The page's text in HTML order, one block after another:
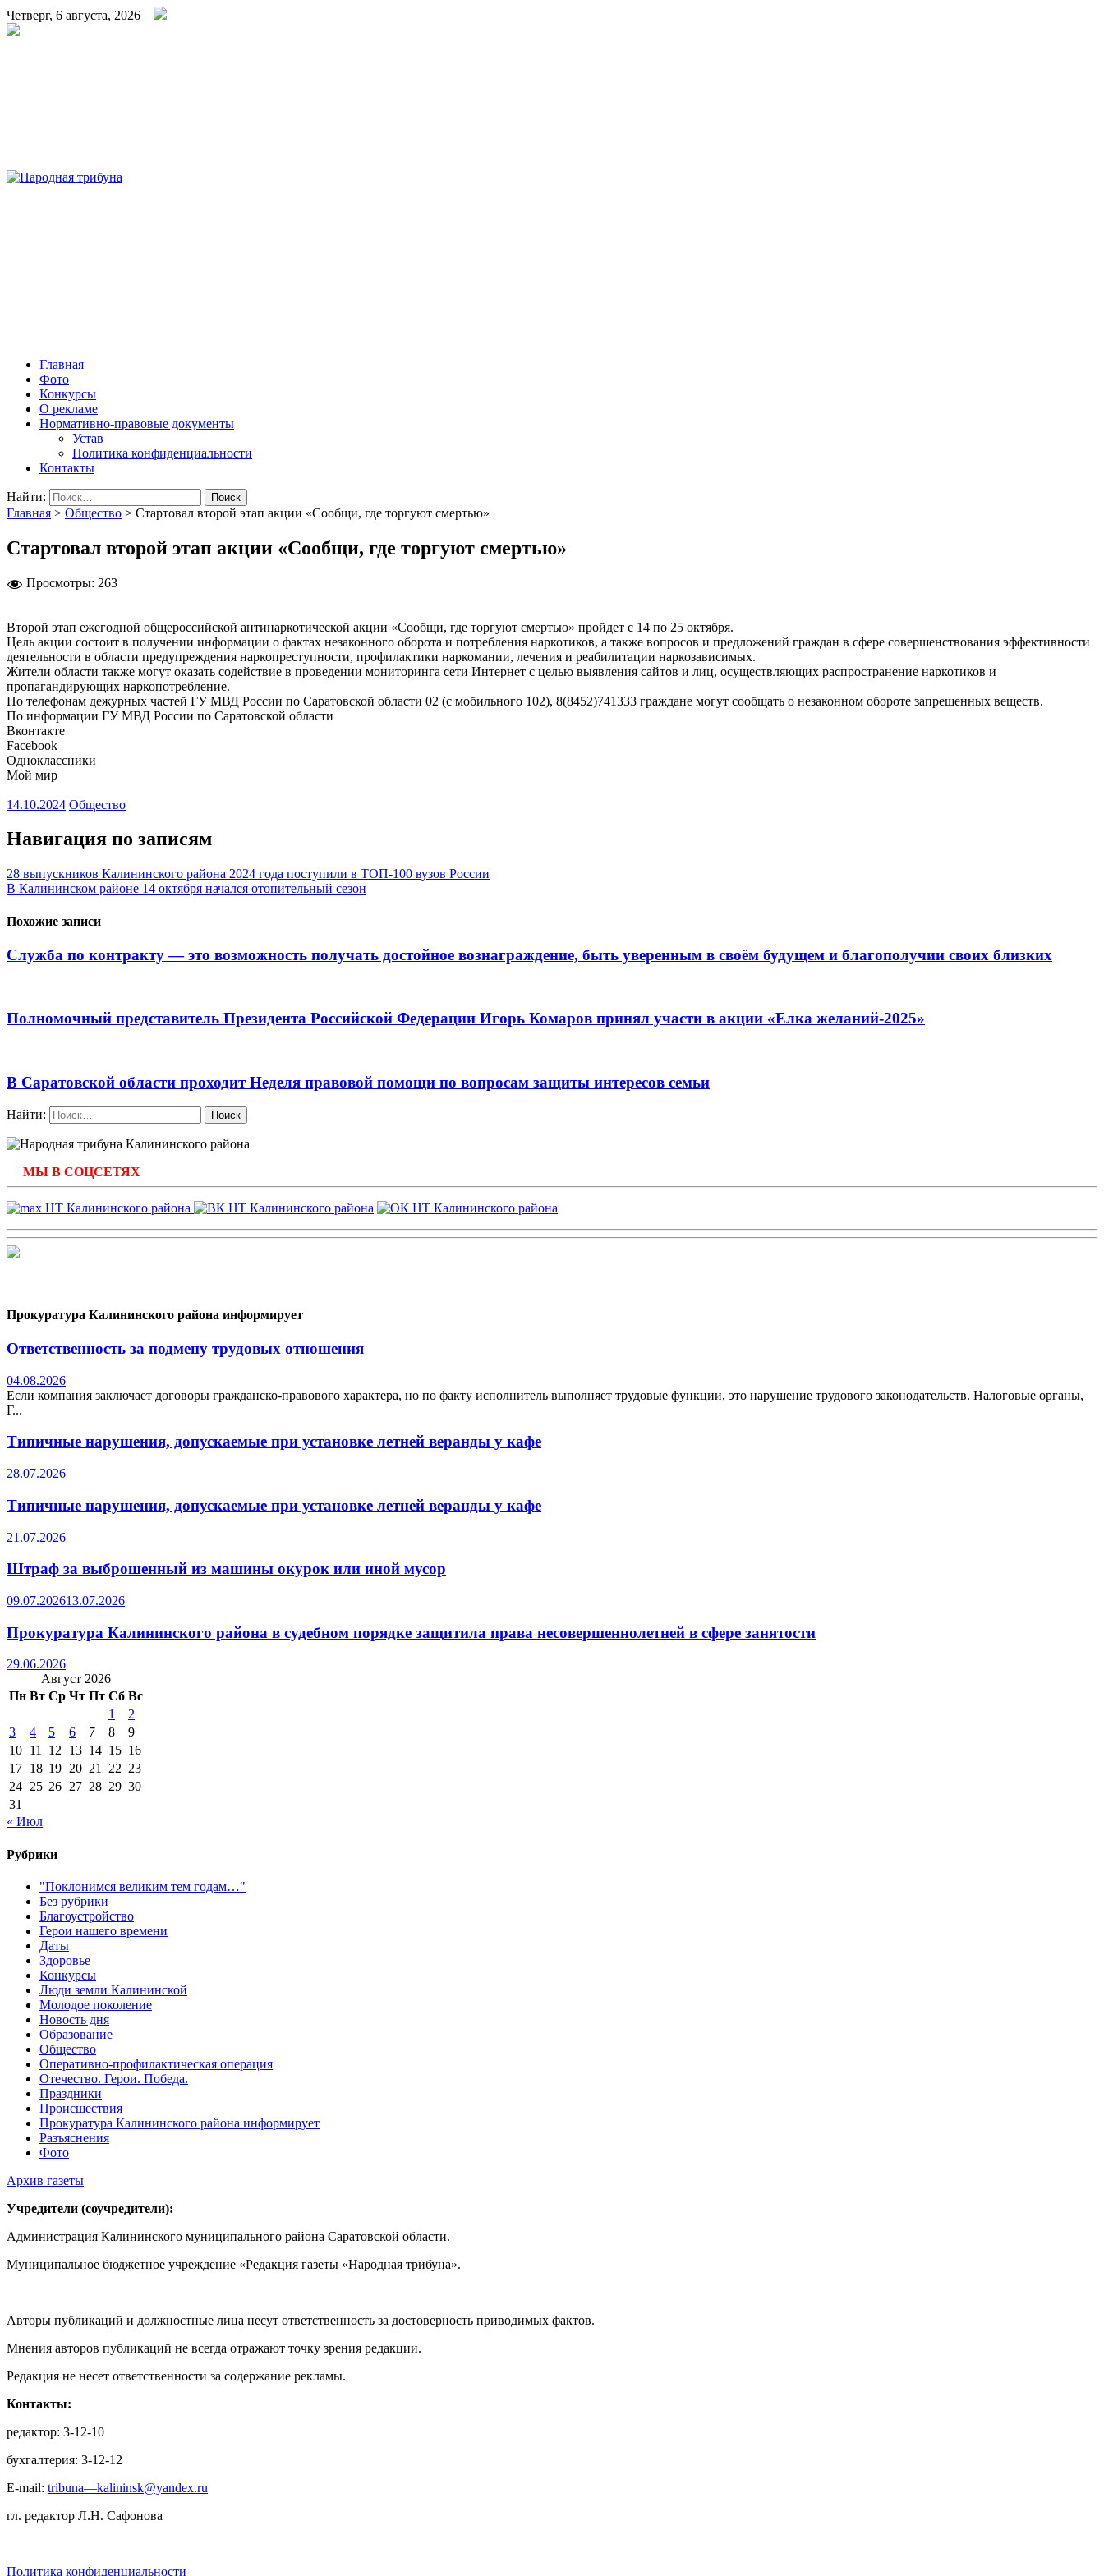
Четверг, 6 августа, 2026
Главная
Фото
Конкурсы
О рекламе
Нормативно-правовые документы
Устав
Политика конфиденциальности
Контакты
Найти:
Главная > Общество > Стартовал второй этап акции «Сообщи, где торгуют смертью»
Стартовал второй этап акции «Сообщи, где торгуют смертью»
Просмотры: 263
Второй этап ежегодной общероссийской антинаркотической акции «Сообщи, где торгуют смертью» пройдет с 14 по 25 октября.
Цель акции состоит в получении информации о фактах незаконного оборота и потребления наркотиков, а также вопросов и предложений граждан в сфере совершенствования эффективности
деятельности в области предупреждения наркопреступности, профилактики наркомании, лечения и реабилитации наркозависимых.
Жители области также могут оказать содействие в проведении мониторинга сети Интернет с целью выявления сайтов и лиц, осуществляющих распространение наркотиков и
пропагандирующих наркопотребление.
По телефонам дежурных частей ГУ МВД России по Саратовской области 02 (с мобильного 102), 8(8452)741333 граждане могут сообщать о незаконном обороте запрещенных веществ.
По информации ГУ МВД России по Саратовской области
Вконтакте
Facebook
Одноклассники
Мой мир
14.10.2024 Общество
Навигация по записям
28 выпускников Калининского района 2024 года поступили в ТОП-100 вузов России
В Калининском районе 14 октября начался отопительный сезон
Похожие записи
Служба по контракту — это возможность получать достойное вознаграждение, быть уверенным в своём будущем и благополучии своих близких
Полномочный представитель Президента Российской Федерации Игорь Комаров принял участи в акции «Елка желаний-2025»
В Саратовской области проходит Неделя правовой помощи по вопросам защиты интересов семьи
Найти:
МЫ В СОЦСЕТЯХ
Прокуратура Калининского района информирует
Ответственность за подмену трудовых отношения
04.08.2026
Если компания заключает договоры гражданско-правового характера, но по факту исполнитель выполняет трудовые функции, это нарушение трудового законодательств. Налоговые органы,
Г...
Типичные нарушения, допускаемые при установке летней веранды у кафе
28.07.2026
Типичные нарушения, допускаемые при установке летней веранды у кафе
21.07.2026
Штраф за выброшенный из машины окурок или иной мусор
09.07.202613.07.2026
Прокуратура Калининского района в судебном порядке защитила права несовершеннолетней в сфере занятости
29.06.2026
Август 2026
Пн Вт Ср Чт Пт Сб Вс
1
2
3
4 5 6 7 8
9
10 11 12 13 14 15 16
17 18 19 20 21 22 23
24 25 26 27 28 29 30
31
« Июл
Рубрики
"Поклонимся великим тем годам…"
Без рубрики
Благоустройство
Герои нашего времени
Даты
Здоровье
Конкурсы
Люди земли Калининской
Молодое поколение
Новость дня
Образование
Общество
Оперативно-профилактическая операция
Отечество. Герои. Победа.
Праздники
Происшествия
Прокуратура Калининского района информирует
Разъяснения
Фото
Архив газеты
Учредители (соучредители):
Администрация Калининского муниципального района Саратовской области.
Муниципальное бюджетное учреждение «Редакция газеты «Народная трибуна».
Авторы публикаций и должностные лица несут ответственность за достоверность приводимых фактов.
Мнения авторов публикаций не всегда отражают точку зрения редакции.
Редакция не несет ответственности за содержание рекламы.
Контакты:
редактор: 3-12-10
бухгалтерия: 3-12-12
E-mail: tribuna—kalininsk@yandex.ru
гл. редактор Л.Н. Сафонова
Политика конфиденциальности